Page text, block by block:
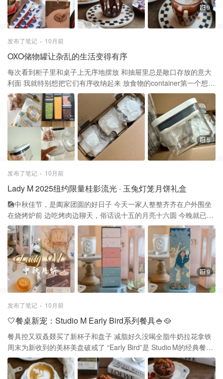
杯子内壁挤上一圈 ❷倒入热牛奶🥛可以微波炉加热或者打奶泡 ❸倒
入意大利浓缩咖啡 ❹做芝士奶盖，把奶油奶酪，炼乳，奶油，海盐
适量混合 用Frother搅打至稍微有点浓稠仍有流动性 ❺奶盖淋在咖啡
上 ❻最后撒可可粉，放饼干装饰 饼干很应景，也是枫叶🍁 摩卡咖啡
酱，浓郁却不过甜 既有咖啡的香醇也带有一丝甜蜜 海盐轻轻一点咸
味，平衡了巧克力的甜与芝士的厚重 芝士奶盖绵密如云，奶香浓
郁， 微微咸口，入口即化，是整杯饮品的点睛之笔 有时候做咖啡不
仅仅是在做一种饮品 更重要的是视觉和情绪上的治愈
9
发布了笔记 10月前
OXO储物罐让杂乱的生活变得有序
每次看到柜子里和桌子上无序地摆放 和抽屉里总是敞口存放的意大
利面 我就特别想把它们有序收纳起来 放食物的container第一个想起
OXO OXO是一个以厨房和家居用品著称的品牌 其产品线覆盖厨具，
清洁，收纳等多个方面 POP系列的干货储藏可以说非常具有代表性
POP的设计核心在于按压式密封按钮 按下去封闭、按第二次打开，
操作简单直观 它主打的是干货密闭保存 如面粉、米、糖、谷物、咖
啡、意面等 它是透明塑料，盖子有按钮和硅胶密封圈 通过顶部中央
的按钮“弹出——压下” 控制内部空气与外界隔绝，从而起到密封作
用 罐体大多为规则的方形，长方形 便于在橱柜里整齐地并排或叠放
透明设计让你能一眼看到内部食材的剩余情况 可拆解清洗，盖子部
我买的是五件套，五个大小不同的盒子 一个高的放意面，其他可以
根据食物多少进行存放 主要用于干货食材保存，比如说还有豆类 高
水分，高油脂，液体最好不存放在里面 它操作非常简便，只需一只
手按压即可打开或闭合 密封性是最大的优点，可以较好地保持干货
的新鲜度 设计的形状大小更容易排列、叠放，能优化空间 它的透明
材质让内容一目了然 无需频繁打开盖子就能判断剩余量 但盖子内部
结构较复杂，碎粉，残渣可能残留在内 或许会影响密闭性，虽然他
是能将东西盛放并储存 但也要注意食物保质期，最好是在保质期之
前用完 洗碗机洗的时候把盖子配件都拆开清洗🧽 总体来说，OXO
POP系列是厨房干货储存的最佳选择
5
发布了笔记 10月前
Lady M 2025纽约限量桂影流光 · 玉兔灯笼月饼礼盒
🎑中秋佳节，是阖家团圆的好日子 今天一家人整整齐齐在户外围坐
在烧烤炉前 边吃烤肉边聊天，俗话说十五的月亮十六圆 今晚就已是
一轮明亮的满月悬挂在lou天空 今年和以往不同的是我们有一个主角
出Lady M M 2025纽约限量版的中秋月饼🥮 Lady M是一家全球知名
的蛋糕店 千层蛋糕🍰是店里最大特色 他们做起节日礼盒也没有在含
糊的 之前众测过Lady M糖果礼盒🎁 现在又吃到他们的中秋月饼💕
这款限量月饼礼盒是我们中秋大餐的重头戏 礼盒主体采用淡雅的粉
色和金色的logo 柔和的色调搭配烫金的图案装饰 底部有开关和充电
插口，盒子里有数据线可充电 轻按开关后，在透明粉色窗口的透光
部分 会散发柔和光芒并投射出玉兔月亮等画面 如同一个微型光影剧
含三种口味的迷你奶皇月饼，每种口味两枚 抹茶草莓月饼
（Strawberry Matcha） 抹茶与草莓的融合，带有清新的草本与果香
椰子月饼（Coconut） 椰香味浓郁，能吃到椰丝，口感偏热带风味
提拉米苏月饼（Tiramisu） 奶香与少许咖啡和可可元素混合 又像在
吃奶油巧克力，味道层次丰富 礼盒本身更像是一件艺术装置 这种光
9
发布了笔记 10月前
🤍餐桌新宠：Studio M Early Bird系列餐具🍚🥘
餐具控又双叒叕买了新杯子和盘子 减脂好久没喝全脂牛奶拉花拿铁
周末为新收到的美杯美盘破戒了 “Early Bird”是 Studio M的经典餐具
系列之一 early bird意思是早起的人，早到的人 这个系列在提醒人们
早晨稍微提早一点起床 为自己留一点时间享用美好的早餐🥣 设计